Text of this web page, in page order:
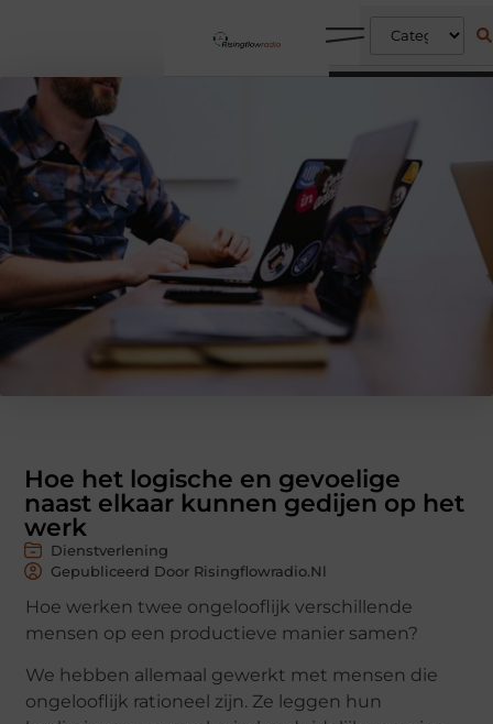
Hoe het logische en gevoelige
naast elkaar kunnen gedijen op het
werk
Dienstverlening
Gepubliceerd Door Risingflowradio.nl
Hoe werken twee ongelooflijk verschillende
mensen op een productieve manier samen?
We hebben allemaal gewerkt met mensen die
ongelooflijk rationeel zijn. Ze leggen hun